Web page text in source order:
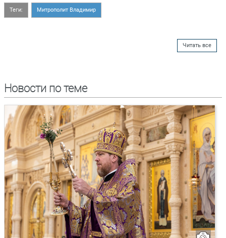
Теги: Митрополит Владимир
Читать все
Новости по теме